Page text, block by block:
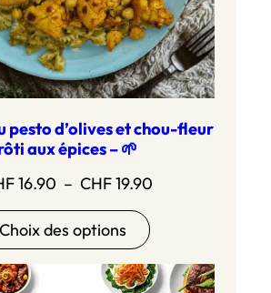
pesto d’olives et chou-fleur
aux épices – 🌱
16.90 – CHF19.90Plage
à
Choix des options